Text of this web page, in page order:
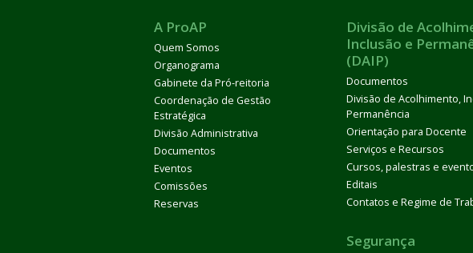
A ProAP
Quem Somos
Organograma
Gabinete da Pró-reitoria
Coordenação de Gestão
Estratégica
Divisão Administrativa
Documentos
Eventos
Comissões
Reservas
Divisão de
Inclusão e
(DAIP)
Documentos
Divisão de Acolhimento,
Permanência
Orientação para Docente
Serviços e Recursos
Cursos, palestras e
Editais
Contatos e Regime de
Segurança